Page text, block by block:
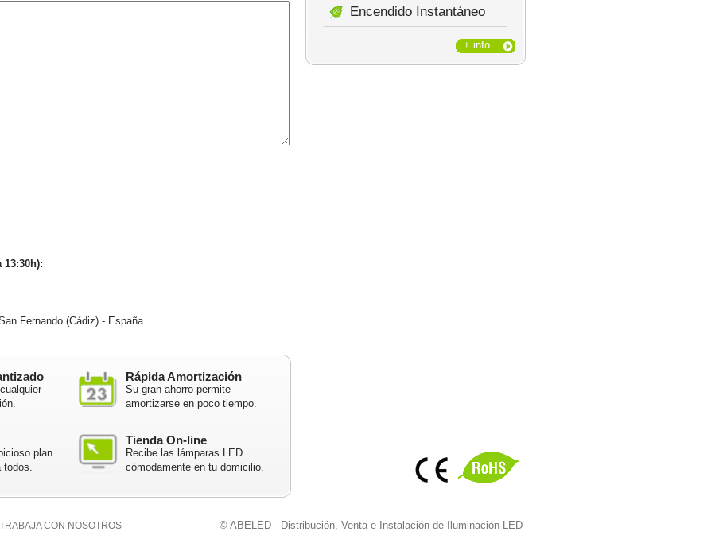
Encendido Instantáneo
+ info
13:30h):
Fernando (Cádiz) - España
Rápida Amortización
Su gran ahorro permite
amortizarse en poco tiempo.
plan
todos.
Tienda On-line
Recibe las lámparas LED
cómodamente en tu domicilio.
TRABAJA CON NOSOTROS © ABELED - Distribución, Venta e Instalación de Iluminación LED